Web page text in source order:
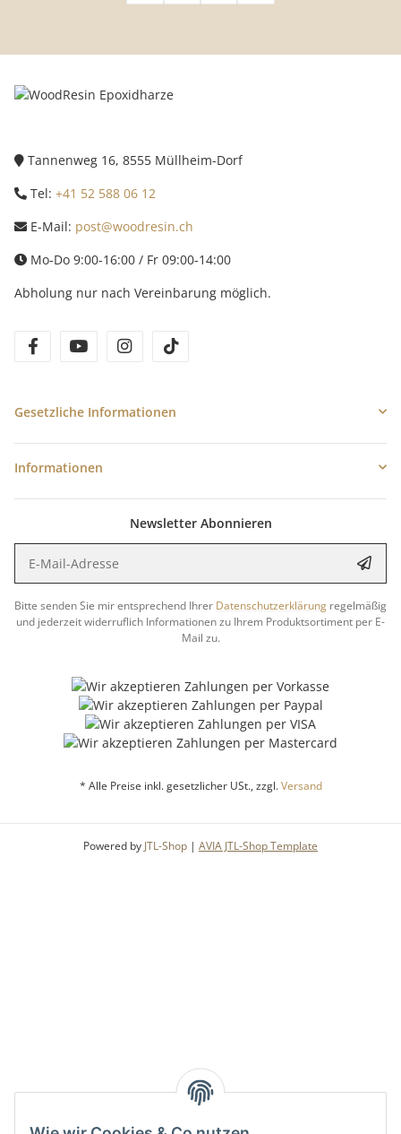
Tannenweg 16, 8555 Müllheim-Dorf
Tel: +41 52 588 06 12
E-Mail: post@woodresin.ch
Mo-Do 9:00-16:00 / Fr 09:00-14:00
Abholung nur nach Vereinbarung möglich.
facebookyoutube instagram
Gesetzliche Informationen
Informationen
Newsletter Abonnieren
Bitte senden Sie mir entsprechend Ihrer Datenschutzerklärung regelmäßig
und jederzeit widerruflich Informationen zu Ihrem Produktsortiment per E-
Mail zu.
* Alle Preise inkl. gesetzlicher USt., zzgl.Versand
Powered by JTL-Shop | AVIA JTL-Shop Template